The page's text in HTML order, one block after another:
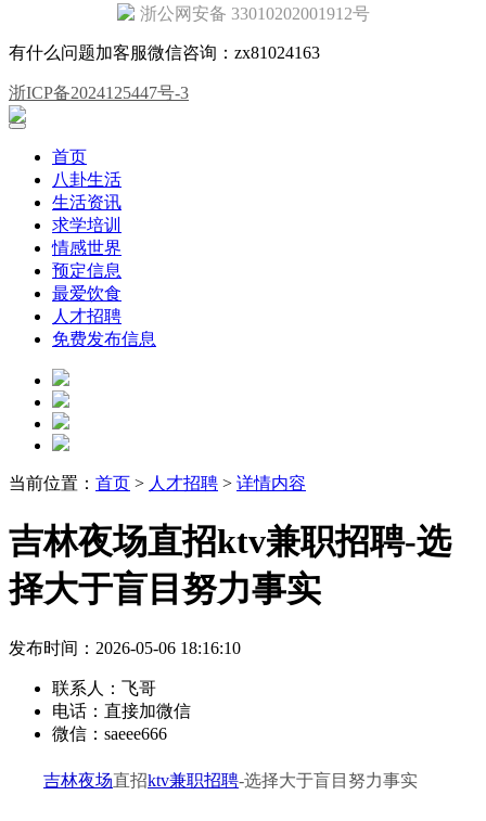
浙公网安备 33010202001912号
有什么问题加客服微信咨询：zx81024163
浙ICP备2024125447号-3
首页
八卦生活
生活资讯
求学培训
情感世界
预定信息
最爱饮食
人才招聘
免费发布信息
当前位置： 首页 > 人才招聘 > 详情内容
吉林夜场直招ktv兼职招聘-选
择大于盲目努力事实
发布时间：2026-05-06 18:16:10
联系人： 飞哥
电话： 直接加微信
微信： saeee666
吉林夜场直招ktv兼职招聘-选择大于盲目努力事实